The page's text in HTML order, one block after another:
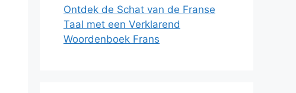
Ontdek de Schat van de Franse
Taal met een Verklarend
Woordenboek Frans